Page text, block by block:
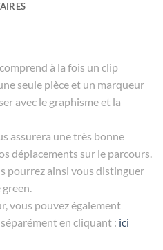
à la fois un clip
seule pièce et un marqueur
avec le graphisme et la
assurera une très bonne
déplacements sur le parcours.
pourrez ainsi vous distinguer
vous pouvez également
en cliquant : ici